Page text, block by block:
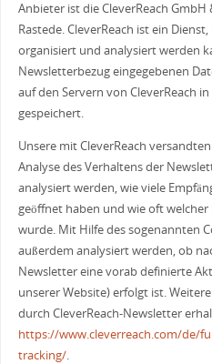
Anbieter ist die CleverReach GmbH
Rastede. CleverReach ist ein
organisiert und analysiert werden
Newsletterbezug eingegebenen
auf den Servern von CleverReach
gespeichert.
Unsere mit CleverReach
Analyse des Verhaltens der
analysiert werden, wie viele
geöffnet haben und wie oft
wurde. Mit Hilfe des sogenannten
außerdem analysiert werden, ob
Newsletter eine vorab definierte
unserer Website) erfolgt ist.
durch CleverReach-Newsletter
https://www.cleverreach.com/de/
tracking/.